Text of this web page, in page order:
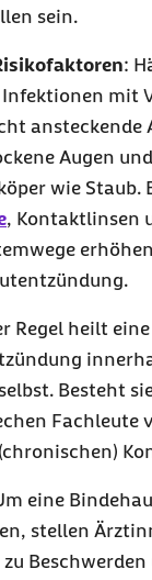
und Antworten
sein.
:
Infektionen mit
ansteckende
Augen
wie Staub.
, Kontaktlinsen
Regel heilt eine
Besteht
Fachleute
eine
stellen
Beschwerden